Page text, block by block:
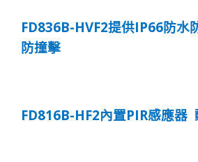
FD836B-HVF2提供IP66防水
防撞擊
FD816B-HF2內置PIR感應器